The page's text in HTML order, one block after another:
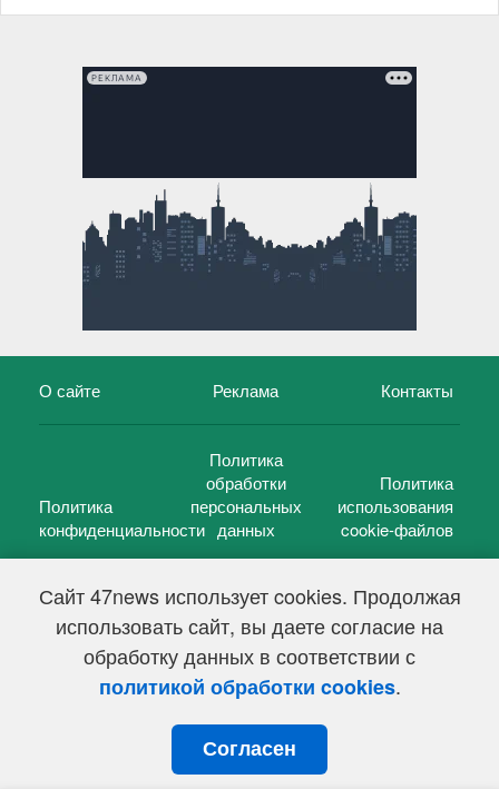
Сайт 47news использует cookies. Продолжая
использовать сайт, вы даете согласие на
обработку данных в соответствии с
политикой обработки cookies.
Согласен
РЕКЛАМА
О сайте Реклама Контакты
Политика
конфиденциальности
Политика
обработки
персональных
данных
Политика
использования
cookie-файлов
47 новостей (47 news)2005 — 2026 г.
Свидетельство о регистрации СМИ Эл № ФС 77-39848, выдано
Федеральной службой по надзору в сфере связи,
информационных технологий и массовых коммуникаций